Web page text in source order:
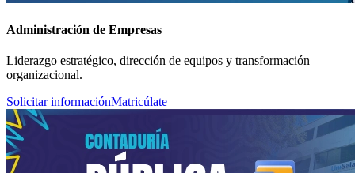
Administración de Empresas
Liderazgo estratégico, dirección de equipos y transformación
organizacional.
Solicitar informaciónMatricúlate